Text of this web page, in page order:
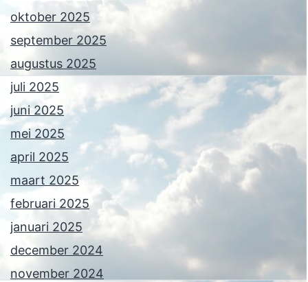
oktober 2025
september 2025
augustus 2025
juli 2025
juni 2025
mei 2025
april 2025
maart 2025
februari 2025
januari 2025
december 2024
november 2024